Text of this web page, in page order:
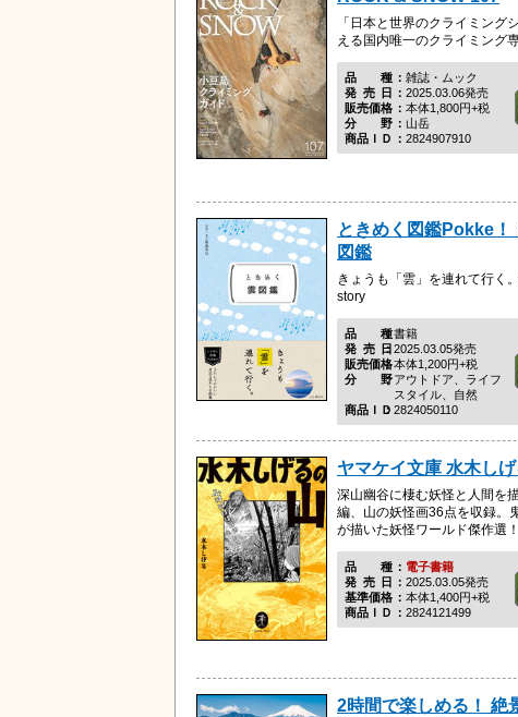
「日本と世界のクライミング
える国内唯一のクライミング
品種雑誌・ムック
発売日 2025.03.06発売
販売価格
本体1,800円+税
分野山岳
商品ＩＤ
2824907910
ときめく図鑑Pokke！
図鑑
きょうも「雲」を連れて行く
story
品種
書籍
発売日2025.03.05発売
販売価格本体1,200円+税
分野アウトドア、ライフ
スタイル、自然
商品ＩＤ 2824050110
ヤマケイ文庫 水木し
深山幽谷に棲む妖怪と人間を
編、山の妖怪画36点を収録。
が描いた妖怪ワールド傑作選！
品種電子書籍
発売日 2025.03.05発売
基準価格
本体1,400円+税
商品ＩＤ
2824121499
2時間で楽しめる！ 絶